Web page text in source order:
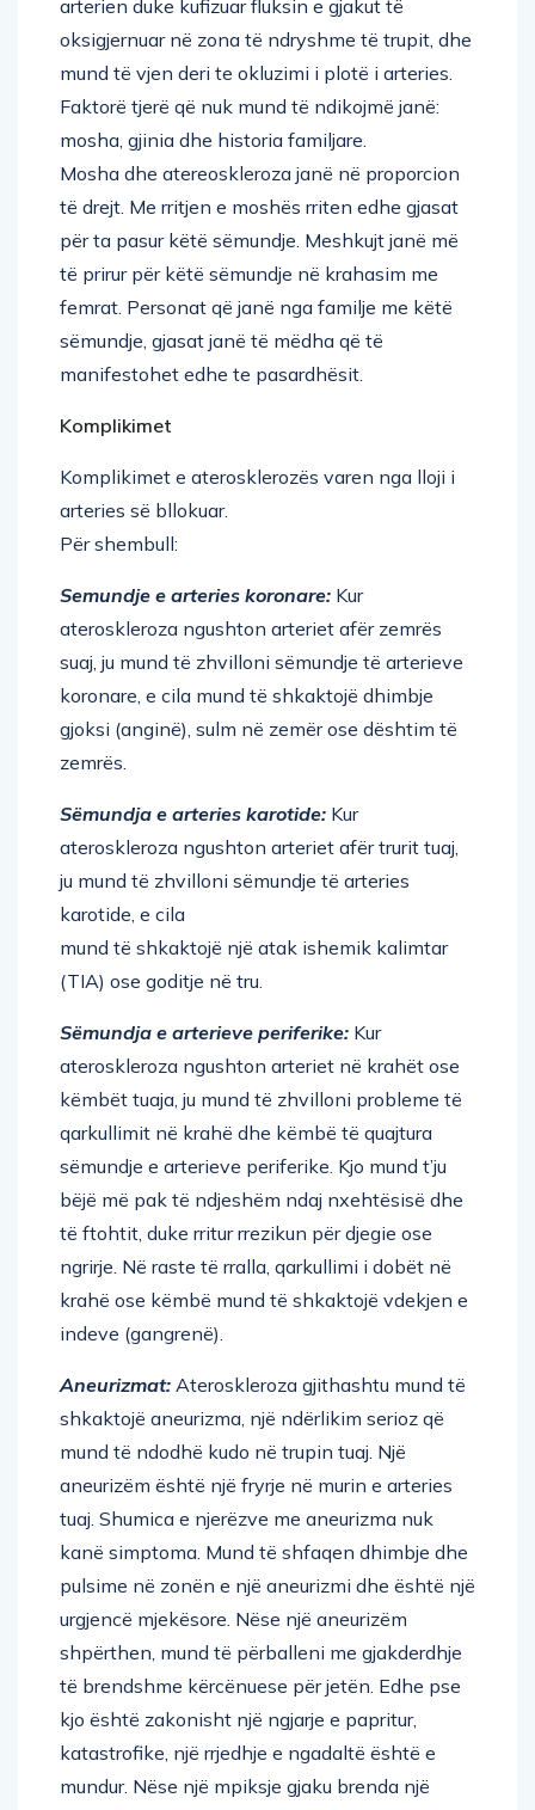
oksigjernuar në zona të ndryshme të trupit, dhe
mund të vjen deri te okluzimi i plotë i arteries.
Faktorë tjerë që nuk mund të ndikojmë janë:
mosha, gjinia dhe historia familjare.
Mosha dhe atereoskleroza janë në proporcion
të drejt. Me rritjen e moshës rriten edhe gjasat
për ta pasur këtë sëmundje. Meshkujt janë më
të prirur për këtë sëmundje në krahasim me
femrat. Personat që janë nga familje me këtë
sëmundje, gjasat janë të mëdha që të
manifestohet edhe te pasardhësit.
arteries së bllokuar.
Për shembull:
ateroskleroza ngushton arteriet afër zemrës
suaj, ju mund të zhvilloni sëmundje të arterieve
koronare, e cila mund të shkaktojë dhimbje
gjoksi (anginë), sulm në zemër ose dështim të
zemrës.
ateroskleroza ngushton arteriet afër trurit tuaj,
ju mund të zhvilloni sëmundje të arteries
karotide, e cila
mund të shkaktojë një atak ishemik kalimtar
(TIA) ose goditje në tru.
ateroskleroza ngushton arteriet në krahët ose
këmbët tuaja, ju mund të zhvilloni probleme të
qarkullimit në krahë dhe këmbë të quajtura
sëmundje e arterieve periferike. Kjo mund t’ju
bëjë më pak të ndjeshëm ndaj nxehtësisë dhe
të ftohtit, duke rritur rrezikun për djegie ose
ngrirje. Në raste të rralla, qarkullimi i dobët në
krahë ose këmbë mund të shkaktojë vdekjen e
indeve (gangrenë).
shkaktojë aneurizma, një ndërlikim serioz që
mund të ndodhë kudo në trupin tuaj. Një
aneurizëm është një fryrje në murin e arteries
tuaj. Shumica e njerëzve me aneurizma nuk
kanë simptoma. Mund të shfaqen dhimbje dhe
pulsime në zonën e një aneurizmi dhe është një
urgjencë mjekësore. Nëse një aneurizëm
shpërthen, mund të përballeni me gjakderdhje
të brendshme kërcënuese për jetën. Edhe pse
kjo është zakonisht një ngjarje e papritur,
katastrofike, një rrjedhje e ngadaltë është e
mundur. Nëse një mpiksje gjaku brenda një
aneurizmi zhvendoset, ajo mund të bllokojë një